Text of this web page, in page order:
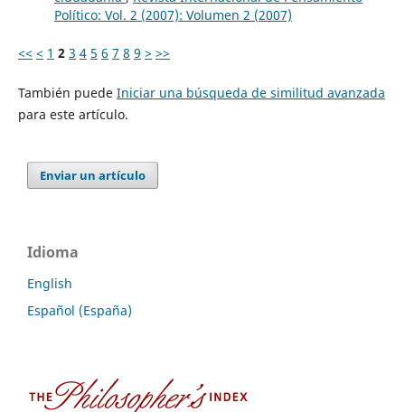
Político: Vol. 2 (2007): Volumen 2 (2007)
<< < 1 2 3 4 5 6 7 8 9 > >>
También puede Iniciar una búsqueda de similitud avanzada
para este artículo.
Enviar un artículo
Idioma
English
Español (España)